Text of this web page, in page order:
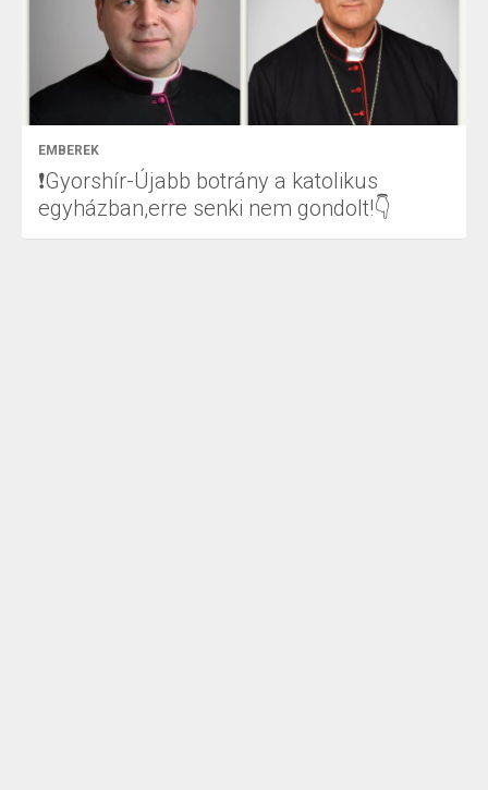
EMBEREK
❗Gyorshír-Újabb botrány a katolikus
egyházban,erre senki nem gondolt!👇